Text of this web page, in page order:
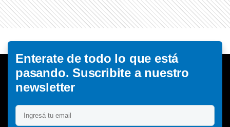
Enterate de todo lo que está
pasando. Suscribite a nuestro
newsletter